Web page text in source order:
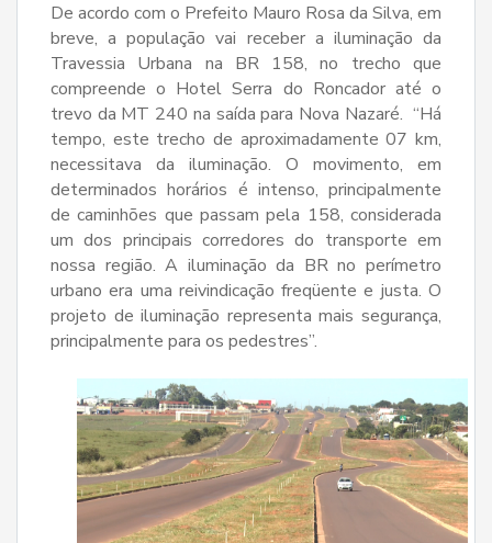
De acordo com o Prefeito Mauro Rosa da Silva, em
breve, a população vai receber a iluminação da
Travessia Urbana na BR 158, no trecho que
compreende o Hotel Serra do Roncador até o
trevo da MT 240 na saída para Nova Nazaré. “Há
tempo, este trecho de aproximadamente 07 km,
necessitava da iluminação. O movimento, em
determinados horários é intenso, principalmente
de caminhões que passam pela 158, considerada
um dos principais corredores do transporte em
nossa região. A iluminação da BR no perímetro
urbano era uma reivindicação freqüente e justa. O
projeto de iluminação representa mais segurança,
principalmente para os pedestres”.